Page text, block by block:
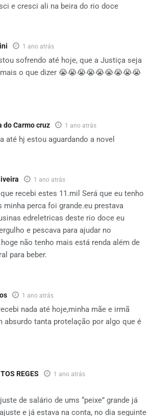
e cresci ali na beira do rio doce
1 ano atrás
sofrendo até hoje, que a Justiça seja
mais o que dizer 😭😭😭😭😭😭😭😭😭
do Carmo cruz 1 ano atrás
até hj estou aguardando a novel
1 ano atrás
recebi estes 11.mil Será que eu tenho
perca foi grande.eu prestava
edreletricas deste rio doce eu
e pescava para ajudar no
não tenho mais está renda além de
para beber.
1 ano atrás
nada até hoje,minha mãe e irmã
absurdo tanta protelação por algo que é
REGES 1 ano atrás
de salário de ums “peixe” grande já
e já estava na conta, no dia seguinte